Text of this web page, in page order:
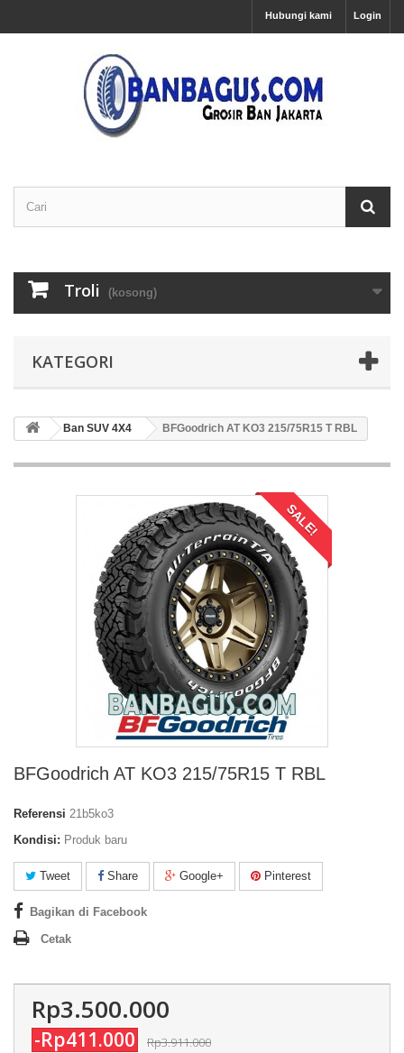
Login
Hubungi kami
Troli (kosong)
KATEGORI
Ban SUV 4X4 BFGoodrich AT KO3 215/75R15 T RBL
SALE!
BFGoodrich AT KO3 215/75R15 T RBL
Referensi 21b5ko3
Kondisi: Produk baru
Tweet Share Google+ Pinterest
Bagikan di Facebook
Cetak
Rp3.500.000
-Rp411.000 Rp3.911.000